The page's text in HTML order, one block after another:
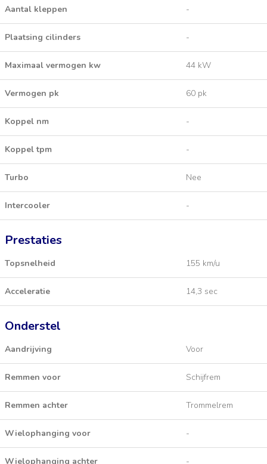
Aantal kleppen -
Plaatsing cilinders -
Maximaal vermogen kw 44 kW
Vermogen pk 60 pk
Koppel nm -
Koppel tpm -
Turbo Nee
Intercooler -
Prestaties
Topsnelheid 155 km/u
Acceleratie 14,3 sec
Onderstel
Aandrijving Voor
Remmen voor Schijfrem
Remmen achter Trommelrem
Wielophanging voor -
Wielophanging achter -